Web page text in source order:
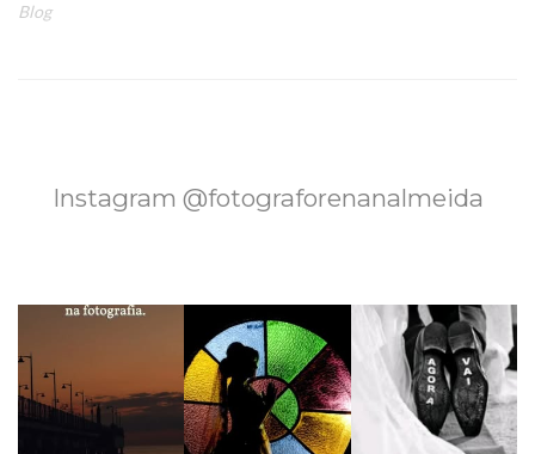
Blog
Instagram @fotograforenanalmeida